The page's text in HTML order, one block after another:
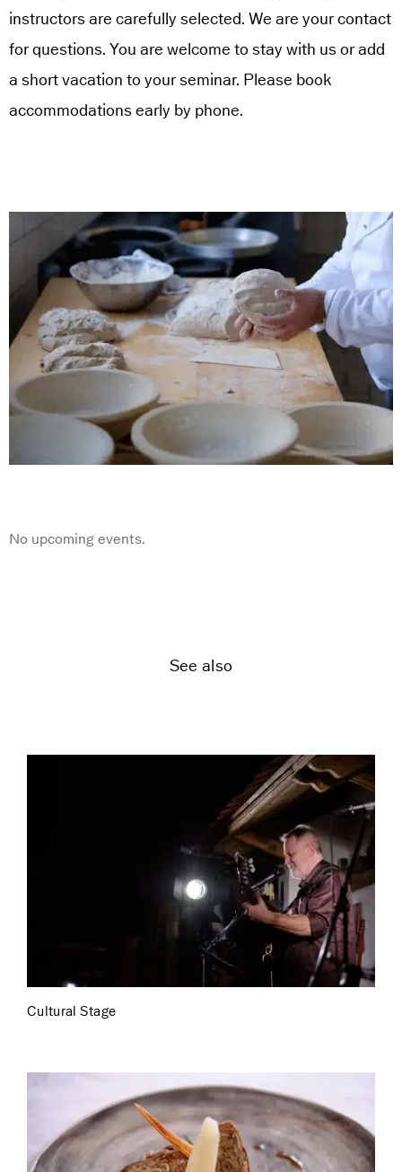
instructors are carefully selected. We are your contact
for questions. You are welcome to stay with us or add
a short vacation to your seminar. Please book
accommodations early by phone.
No upcoming events.
See also
Cultural Stage